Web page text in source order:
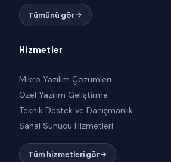
Tümünü gör
Hizmetler
Mikro Yazılım Çözümleri
Özel Yazılım Geliştirme
Teknik Destek ve Danışmanlık
Sanal Sunucu Hizmetleri
Tüm hizmetleri gör